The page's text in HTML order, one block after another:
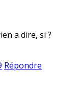
a dire, si ?
Répondre